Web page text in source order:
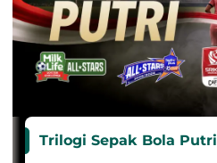
Trilogi Sepak Bola Putri